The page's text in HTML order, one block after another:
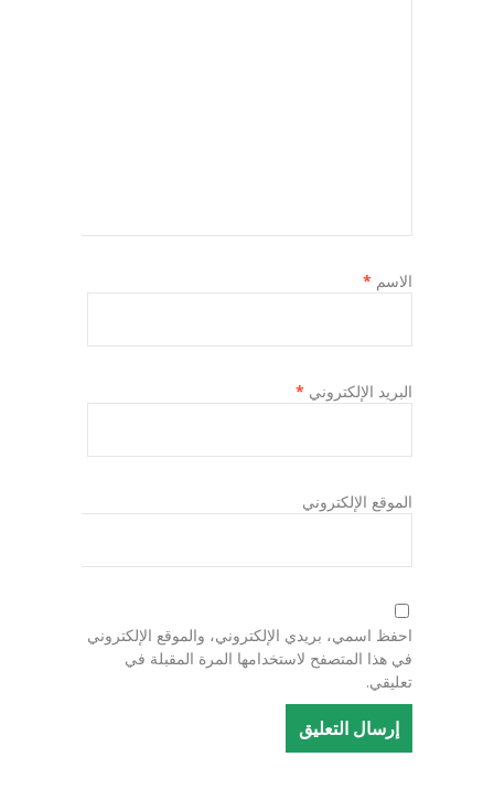
الاسم *
البريد الإلكتروني *
الموقع الإلكتروني
احفظ اسمي، بريدي الإلكتروني، والموقع الإلكتروني
في هذا المتصفح لاستخدامها المرة المقبلة في
تعليقي.